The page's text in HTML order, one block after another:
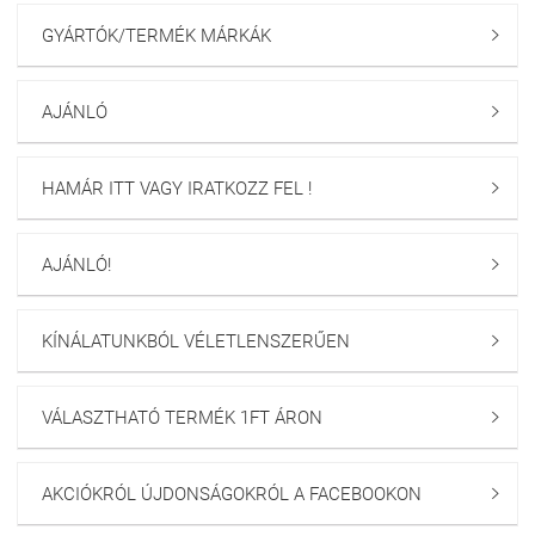
GYÁRTÓK/TERMÉK MÁRKÁK 
AJÁNLÓ 
HAMÁR ITT VAGY IRATKOZZ FEL ! 
AJÁNLÓ! 
KÍNÁLATUNKBÓL VÉLETLENSZERŰEN 
VÁLASZTHATÓ TERMÉK 1FT ÁRON 
AKCIÓKRÓL ÚJDONSÁGOKRÓL A FACEBOOKON 